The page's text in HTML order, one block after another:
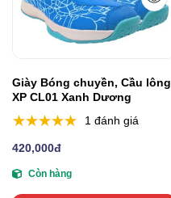
Giày Bóng chuyền, Cầu lông
XP CL01 Xanh Dương
1 đánh giá
420,000đ
Còn hàng